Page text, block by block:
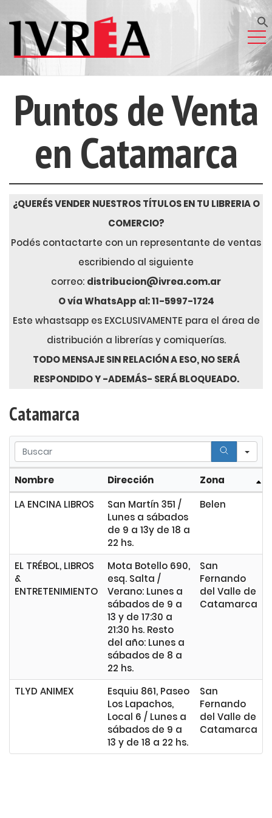
Puntos de Venta
en Catamarca
¿QUERÉS VENDER NUESTROS TÍTULOS EN TU LIBRERIA O
COMERCIO?
Podés contactarte con un representante de ventas
escribiendo al siguiente
correo: distribucion@ivrea.com.ar
O vía WhatsApp al: 11-5997-1724
Este whastsapp es EXCLUSIVAMENTE para el área de
distribución a librerías y comiquerías.
TODO MENSAJE SIN RELACIÓN A ESO, NO SERÁ
RESPONDIDO Y -ADEMÁS- SERÁ BLOQUEADO.
Catamarca
Nombre Dirección
Zona
LA ENCINA LIBROS
San Martín 351 /
Lunes a sábados
de 9 a 13y de 18 a
22 hs.
Belen
EL TRÉBOL, LIBROS
&
ENTRETENIMIENTO
Mota Botello 690,
esq. Salta /
Verano: Lunes a
sábados de 9 a
13 y de 17:30 a
21:30 hs. Resto
del año: Lunes a
sábados de 8 a
22 hs.
San
Fernando
del Valle de
Catamarca
TLYD ANIMEX
Esquiu 861, Paseo
Los Lapachos,
Local 6 / Lunes a
sábados de 9 a
13 y de 18 a 22 hs.
San
Fernando
del Valle de
Catamarca